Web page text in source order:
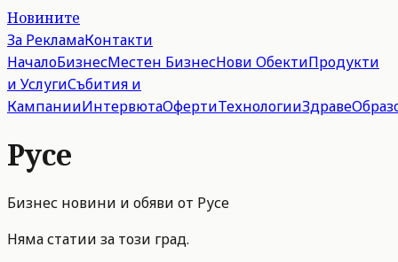
Новините
За РекламаКонтакти
НачалоБизнесМестен БизнесНови ОбектиПродукти
и УслугиСъбития и
КампанииИнтервютаОфертиТехнологииЗдраве
Русе
Бизнес новини и обяви от Русе
Няма статии за този град.